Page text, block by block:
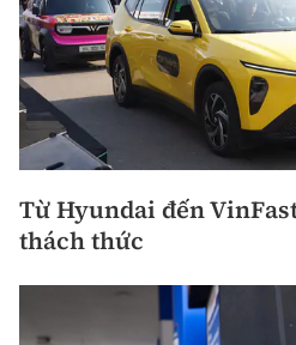
Từ Hyundai đến
thách thức